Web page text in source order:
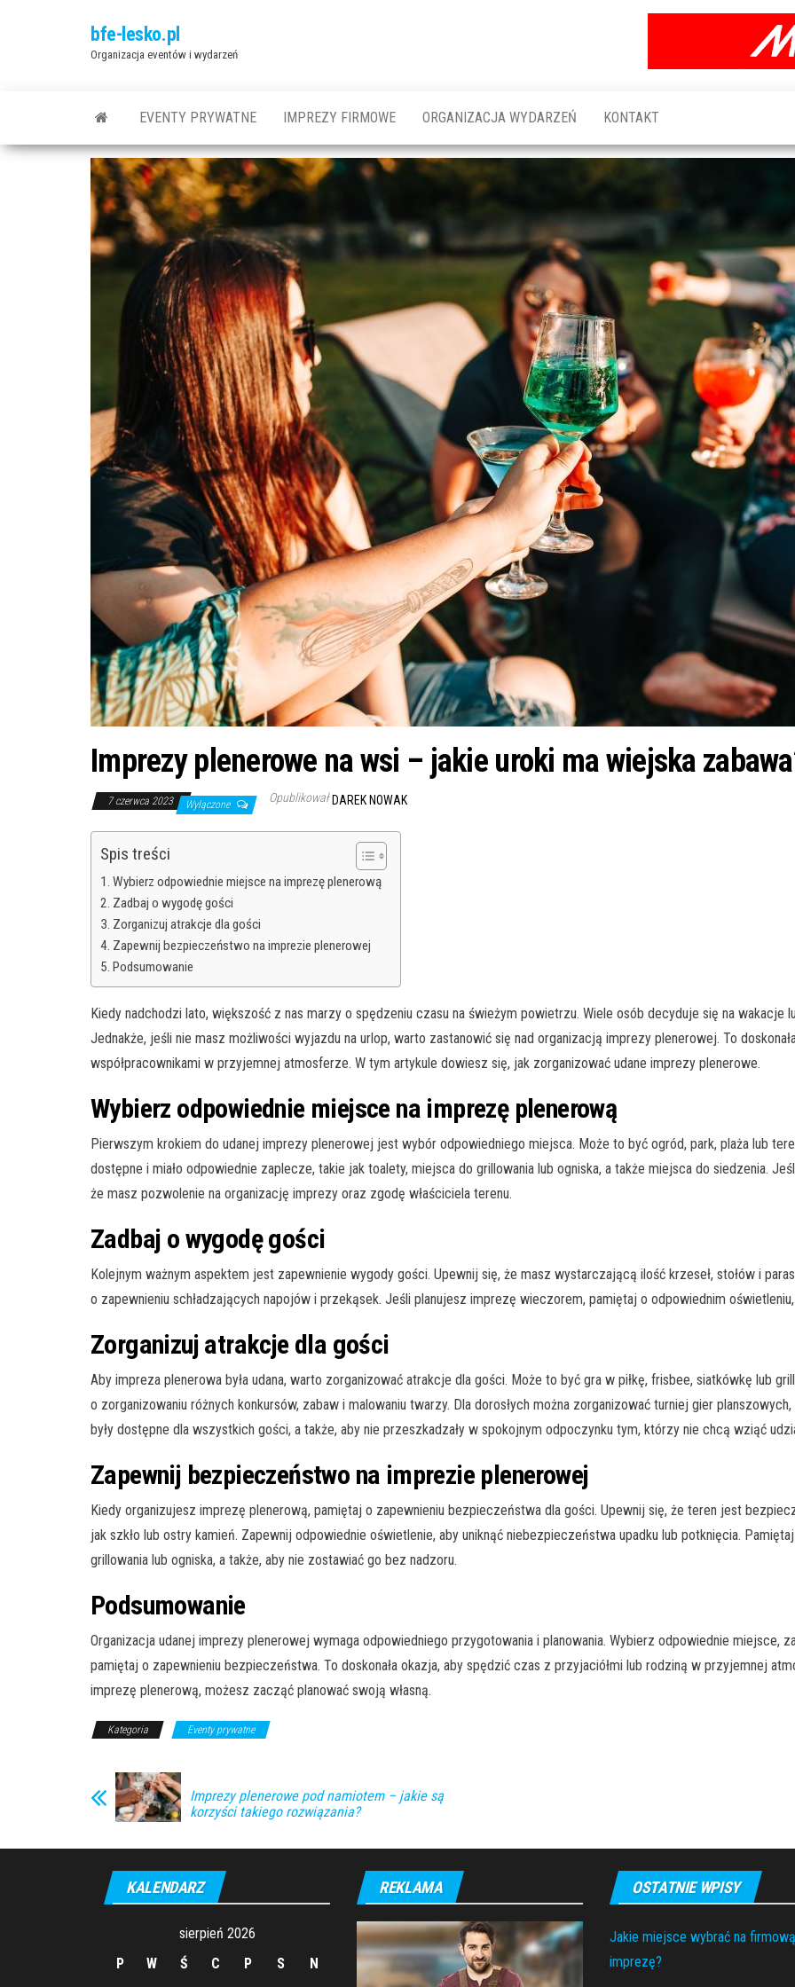
bfe-lesko.pl
Organizacja eventów i wydarzeń
EVENTY PRYWATNE IMPREZY FIRMOWE ORGANIZACJA WYDARZEŃ KONTAKT
Imprezy plenerowe na wsi – jakie uroki ma wiejska
7 czerwca 2023 Wyłączone Opublikował DAREK NOWAK
Spis treści
Wybierz odpowiednie miejsce na imprezę plenerową
Zadbaj o wygodę gości
Zorganizuj atrakcje dla gości
Zapewnij bezpieczeństwo na imprezie plenerowej
Podsumowanie
Kiedy nadchodzi lato, większość z nas marzy o spędzeniu czasu na świeżym powietrzu. Wiele osób decyduje się na wakacje
Jednakże, jeśli nie masz możliwości wyjazdu na urlop, warto zastanowić się nad organizacją imprezy plenerowej. To
współpracownikami w przyjemnej atmosferze. W tym artykule dowiesz się, jak zorganizować udane imprezy plenerowe.
Wybierz odpowiednie miejsce na imprezę plenerową
Pierwszym krokiem do udanej imprezy plenerowej jest wybór odpowiedniego miejsca. Może to być ogród, park, plaża lub
dostępne i miało odpowiednie zaplecze, takie jak toalety, miejsca do grillowania lub ogniska, a także miejsca do siedzenia.
że masz pozwolenie na organizację imprezy oraz zgodę właściciela terenu.
Zadbaj o wygodę gości
Kolejnym ważnym aspektem jest zapewnienie wygody gości. Upewnij się, że masz wystarczającą ilość krzeseł, stołów i
o zapewnieniu schładzających napojów i przekąsek. Jeśli planujesz imprezę wieczorem, pamiętaj o odpowiednim
Zorganizuj atrakcje dla gości
Aby impreza plenerowa była udana, warto zorganizować atrakcje dla gości. Może to być gra w piłkę, frisbee, siatkówkę lub
o zorganizowaniu różnych konkursów, zabaw i malowaniu twarzy. Dla dorosłych można zorganizować turniej gier
były dostępne dla wszystkich gości, a także, aby nie przeszkadzały w spokojnym odpoczynku tym, którzy nie chcą wziąć
Zapewnij bezpieczeństwo na imprezie plenerowej
Kiedy organizujesz imprezę plenerową, pamiętaj o zapewnieniu bezpieczeństwa dla gości. Upewnij się, że teren jest
jak szkło lub ostry kamień. Zapewnij odpowiednie oświetlenie, aby uniknąć niebezpieczeństwa upadku lub potknięcia.
grillowania lub ogniska, a także, aby nie zostawiać go bez nadzoru.
Podsumowanie
Organizacja udanej imprezy plenerowej wymaga odpowiedniego przygotowania i planowania. Wybierz odpowiednie miejsce,
pamiętaj o zapewnieniu bezpieczeństwa. To doskonała okazja, aby spędzić czas z przyjaciółmi lub rodziną w przyjemnej
imprezę plenerową, możesz zacząć planować swoją własną.
Kategoria Eventy prywatne
Imprezy plenerowe pod namiotem – jakie są
korzyści takiego rozwiązania?
KALENDARZ
sierpień 2026
P
W Ś C P S N
REKLAMA OSTATNIE WPISY
Jakie miejsce wybrać na firmową
imprezę?